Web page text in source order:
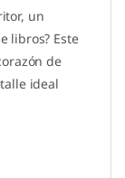
un
libros? Este
de
ideal